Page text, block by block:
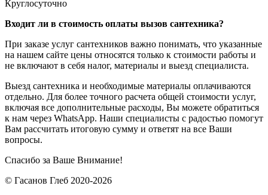
Круглосуточно
Входит ли в стоимость оплаты вызов сантехника?
При заказе услуг сантехников важно понимать, что указанные
на нашем сайте цены относятся только к стоимости работы и
не включают в себя налог, материалы и выезд специалиста.
Выезд сантехника и необходимые материалы оплачиваются
отдельно. Для более точного расчета общей стоимости услуг,
включая все дополнительные расходы, Вы можете обратиться
к нам через WhatsApp. Наши специалисты с радостью помогут
Вам рассчитать итоговую сумму и ответят на все Ваши
вопросы.
Спасибо за Ваше Внимание!
© Гасанов Глеб 2020-2026